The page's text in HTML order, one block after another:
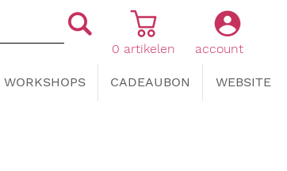
account
0 artikelen
WORKSHOPS CADEAUBON WEBSITE